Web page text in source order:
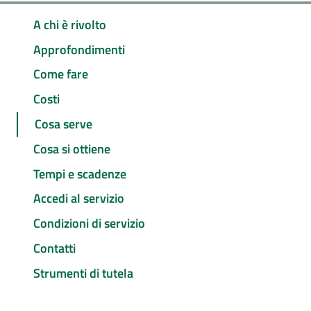
A chi è rivolto
Approfondimenti
Come fare
Costi
Cosa serve
Cosa si ottiene
Tempi e scadenze
Accedi al servizio
Condizioni di servizio
Contatti
Strumenti di tutela